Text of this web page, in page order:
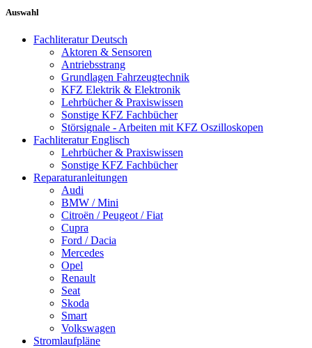
Auswahl
Fachliteratur Deutsch
Aktoren & Sensoren
Antriebsstrang
Grundlagen Fahrzeugtechnik
KFZ Elektrik & Elektronik
Lehrbücher & Praxiswissen
Sonstige KFZ Fachbücher
Störsignale - Arbeiten mit KFZ Oszilloskopen
Fachliteratur Englisch
Lehrbücher & Praxiswissen
Sonstige KFZ Fachbücher
Reparaturanleitungen
Audi
BMW / Mini
Citroën / Peugeot / Fiat
Cupra
Ford / Dacia
Mercedes
Opel
Renault
Seat
Skoda
Smart
Volkswagen
Stromlaufpläne